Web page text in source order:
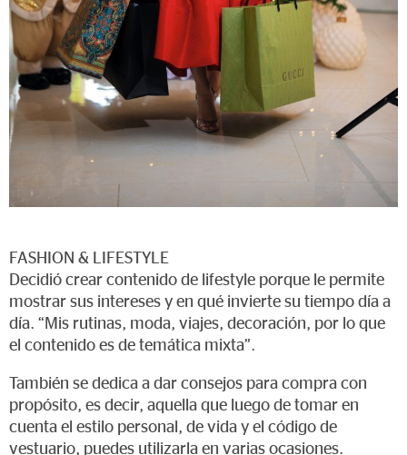
FASHION & LIFESTYLE
Decidió crear contenido de lifestyle porque le permite
mostrar sus intereses y en qué invierte su tiempo día a
día. “Mis rutinas, moda, viajes, decoración, por lo que
el contenido es de temática mixta”.
También se dedica a dar consejos para compra con
propósito, es decir, aquella que luego de tomar en
cuenta el estilo personal, de vida y el código de
vestuario, puedes utilizarla en varias ocasiones.